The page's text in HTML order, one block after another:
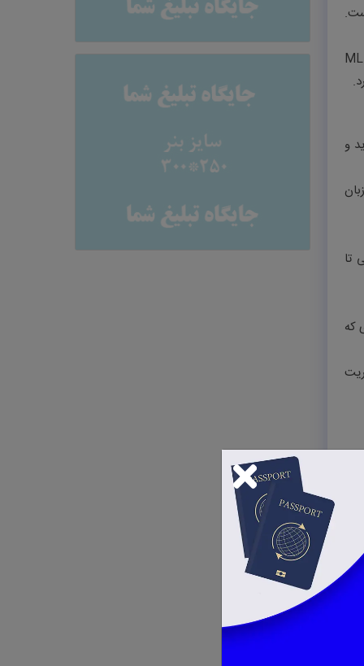
به ۶۵ رسیده اما شانس واقعی دعوت اغلب در بالای ۷۰–۸۰ است.
.
و
تا
که